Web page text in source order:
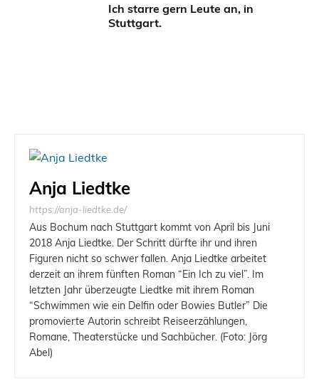
Ich starre gern Leute an, in
Stuttgart.
Anja Liedtke
https://anja-liedtke.de/
Aus Bochum nach Stuttgart kommt von April bis Juni
2018 Anja Liedtke. Der Schritt dürfte ihr und ihren
Figuren nicht so schwer fallen. Anja Liedtke arbeitet
derzeit an ihrem fünften Roman “Ein Ich zu viel”. Im
letzten Jahr überzeugte Liedtke mit ihrem Roman
“Schwimmen wie ein Delfin oder Bowies Butler” Die
promovierte Autorin schreibt Reiseerzählungen,
Romane, Theaterstücke und Sachbücher. (Foto: Jörg
Abel)